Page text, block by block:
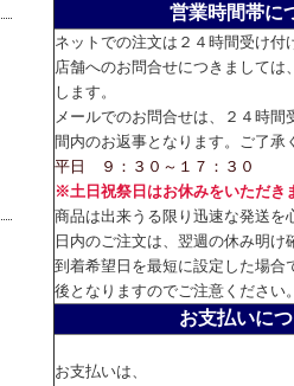
営業時間帯に
ネットでの注文は２４時間受け付
店舗へのお問合せにつきましては
します。
メールでのお問合せは、２４時間
間内のお返事となります。ご了承
平日 ９：３０～１７：３０
※土日祝祭日はお休みをいただき
商品は出来うる限り迅速な発送を
日内のご注文は、翌週の休み明け
到着希望日を最短に設定した場合
後となりますのでご注意ください
お支払いに
お支払いは、